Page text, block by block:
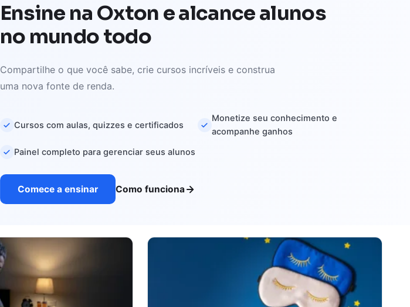
Ensine na Oxton e alcance alunos
no mundo todo
Compartilhe o que você sabe, crie cursos incríveis e construa
uma nova fonte de renda.
Cursos com aulas, quizzes e certificados
Monetize seu conhecimento e
acompanhe ganhos
Painel completo para gerenciar seus alunos
Comece a ensinar Como funciona